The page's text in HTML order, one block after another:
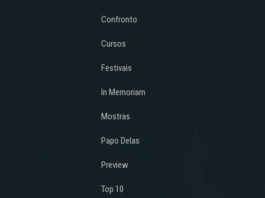
Confronto
Cursos
Festivais
In Memoriam
Mostras
Papo Delas
Preview
Top 10